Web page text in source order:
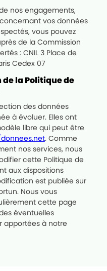
nos engagements,
vos données
vous pouvez
de la Commission
: CNIL 3 Place de
Cedex 07
la Politique de
des données
à évoluer. Elles ont
libre qui peut être
. Comme
nos services, nous
cette Politique de
aux dispositions
est publiée sur
Nous vous
cette page
éventuelles
apportées à notre